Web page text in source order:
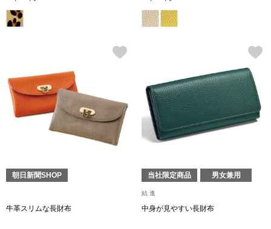
チュニック
ボトムス
スカート
朝日新聞SHOP
牛革スリムな長財布
当社限定商品 男女兼用
結 進
中身が見やすい長財布